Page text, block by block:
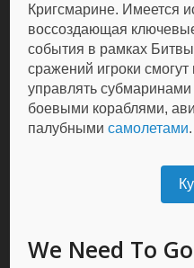
Кригсмарине. Имеется
воссоздающая
события в рамках
сражений игроки
управлять
боевыми кораблями,
палубнымисамолетами.
We Need To